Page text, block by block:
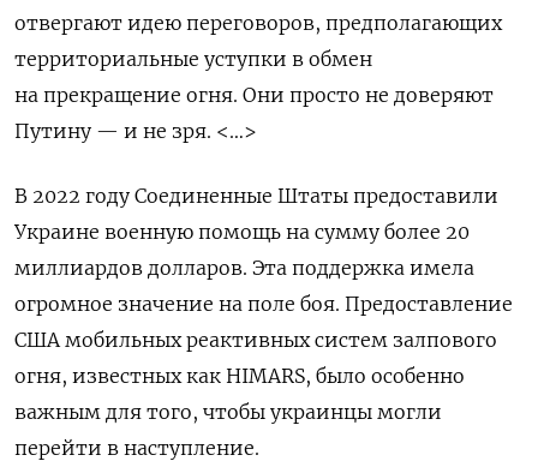
отвергают идею переговоров, предполагающих
территориальные уступки в обмен
на прекращение огня. Они просто не доверяют
Путину — и не зря. <…>
В 2022 году Соединенные Штаты предоставили
Украине военную помощь на сумму более 20
миллиардов долларов. Эта поддержка имела
огромное значение на поле боя. Предоставление
США мобильных реактивных систем залпового
огня, известных как HIMARS, было особенно
важным для того, чтобы украинцы могли
перейти в наступление.